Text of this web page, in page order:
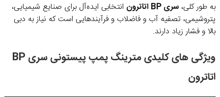
به طور کلی، سری BP اتاترون
انتخابی ایده‌آل برای صنایع شیمیایی،
پتروشیمی، تصفیه آب و فاضلاب و فرآیندهایی است که نیاز به دبی
بالا و فشار زیاد دارند.
ویژگی های کلیدی مترینگ پمپ پیستونی سری BP
اتاترون